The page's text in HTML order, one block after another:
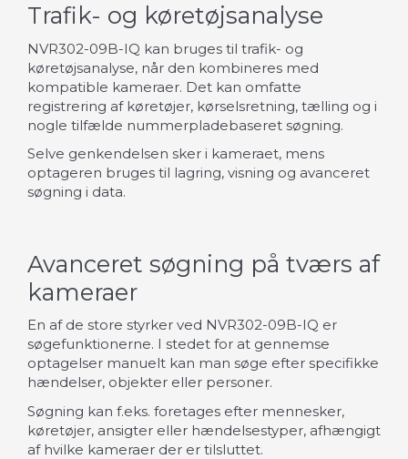
Trafik- og køretøjsanalyse
NVR302-09B-IQ kan bruges til trafik- og
køretøjsanalyse, når den kombineres med
kompatible kameraer. Det kan omfatte
registrering af køretøjer, kørselsretning, tælling og i
nogle tilfælde nummerpladebaseret søgning.
Selve genkendelsen sker i kameraet, mens
optageren bruges til lagring, visning og avanceret
søgning i data.
Avanceret søgning på tværs af
kameraer
En af de store styrker ved NVR302-09B-IQ er
søgefunktionerne. I stedet for at gennemse
optagelser manuelt kan man søge efter specifikke
hændelser, objekter eller personer.
Søgning kan f.eks. foretages efter mennesker,
køretøjer, ansigter eller hændelsestyper, afhængigt
af hvilke kameraer der er tilsluttet.